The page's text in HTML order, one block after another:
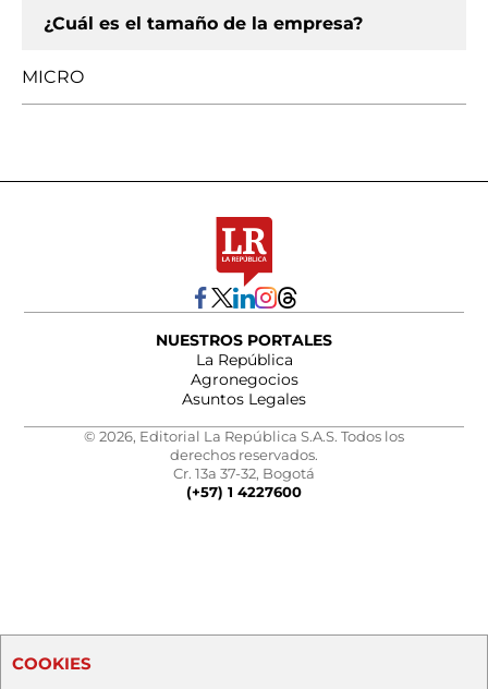
¿Cuál es el tamaño de la empresa?
MICRO
NUESTROS PORTALES
La República
Agronegocios
Asuntos Legales
© 2026, Editorial La República S.A.S. Todos los
derechos reservados.
Cr. 13a 37-32, Bogotá
(+57) 1 4227600
COOKIES